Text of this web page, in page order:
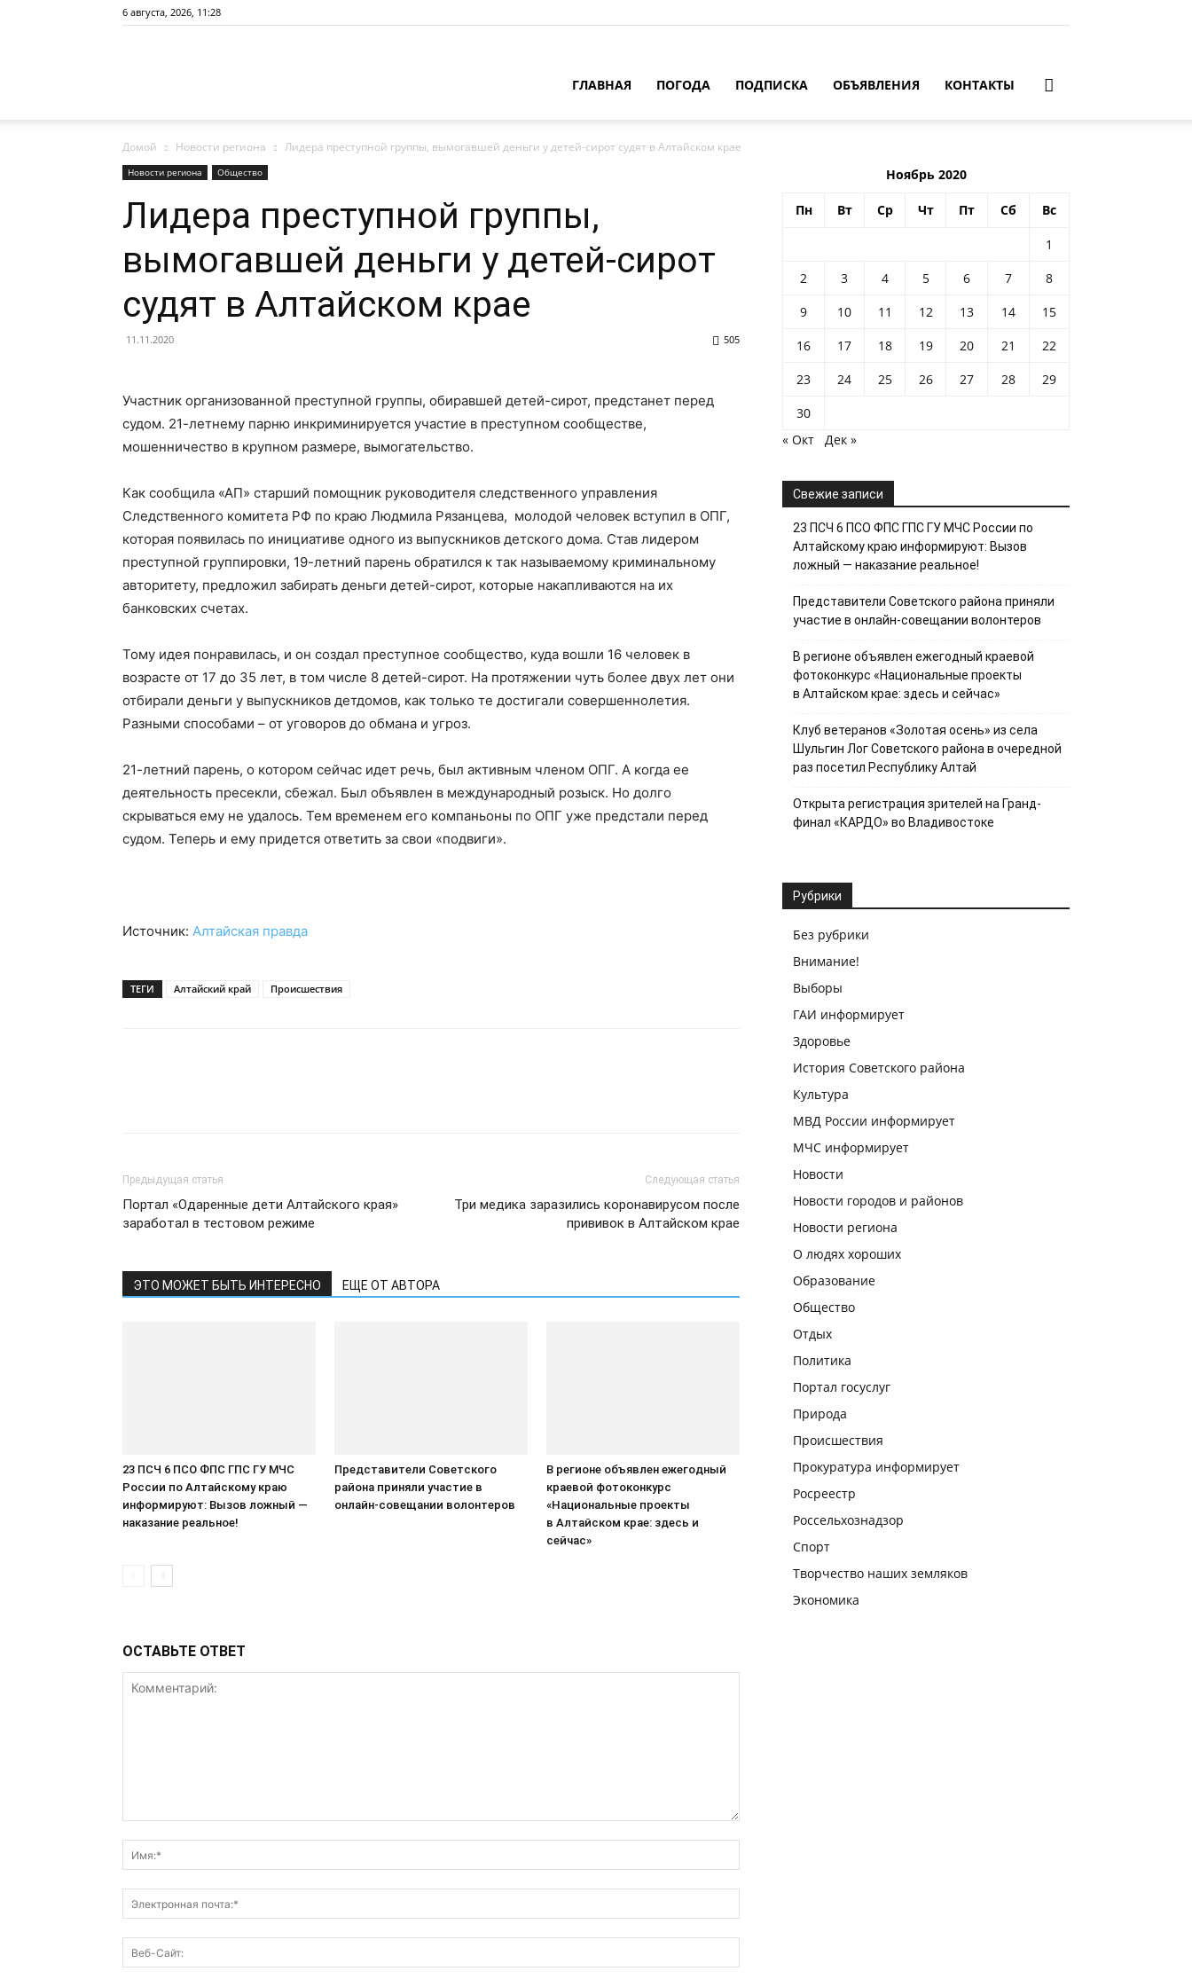
6 августа, 2026, 11:28
газеты
«Районные
|
Советский
Алтайского
края
ГЛАВНАЯ ПОГОДА ПОДПИСКА ОБЪЯВЛЕНИЯ КОНТАКТЫ
Домой Новости региона Лидера преступной группы, вымогавшей деньги у детей-сирот судят в Алтайском крае
Новости региона Общество
Лидера преступной группы,
вымогавшей деньги у детей-сирот
судят в Алтайском крае
11.11.2020 505
Участник организованной преступной группы, обиравшей детей-сирот, предстанет перед
судом. 21-летнему парню инкриминируется участие в преступном сообществе,
мошенничество в крупном размере, вымогательство.
Как сообщила «АП» старший помощник руководителя следственного управления
Следственного комитета РФ по краю Людмила Рязанцева, молодой человек вступил в ОПГ,
которая появилась по инициативе одного из выпускников детского дома. Став лидером
преступной группировки, 19-летний парень обратился к так называемому криминальному
авторитету, предложил забирать деньги детей-сирот, которые накапливаются на их
банковских счетах.
Тому идея понравилась, и он создал преступное сообщество, куда вошли 16 человек в
возрасте от 17 до 35 лет, в том числе 8 детей-сирот. На протяжении чуть более двух лет они
отбирали деньги у выпускников детдомов, как только те достигали совершеннолетия.
Разными способами – от уговоров до обмана и угроз.
21-летний парень, о котором сейчас идет речь, был активным членом ОПГ. А когда ее
деятельность пресекли, сбежал. Был объявлен в международный розыск. Но долго
скрываться ему не удалось. Тем временем его компаньоны по ОПГ уже предстали перед
судом. Теперь и ему придется ответить за свои «подвиги».
Источник: Алтайская правда
ТЕГИ Алтайский край Происшествия
Предыдущая статья
Портал «Одаренные дети Алтайского края»
заработал в тестовом режиме
Следующая статья
Три медика заразились коронавирусом после
прививок в Алтайском крае
ЭТО МОЖЕТ БЫТЬ ИНТЕРЕСНО ЕЩЕ ОТ АВТОРА
23 ПСЧ 6 ПСО ФПС ГПС ГУ МЧС
России по Алтайскому краю
информируют: Вызов ложный —
наказание реальное!
Представители Советского
района приняли участие в
онлайн-совещании волонтеров
В регионе объявлен ежегодный
краевой фотоконкурс
«Национальные проекты
в Алтайском крае: здесь и
сейчас»
ОСТАВЬТЕ ОТВЕТ
Ноябрь 2020
Пн Вт Ср Чт Пт Сб Вс
1
2
3 4 5 6 7
8
9
10 11 12 13 14
15
16
17 18 19 20 21
22
23
24 25 26 27 28
29
30
« Окт
Дек »
Свежие записи
23 ПСЧ 6 ПСО ФПС ГПС ГУ МЧС России по
Алтайскому краю информируют: Вызов
ложный — наказание реальное!
Представители Советского района приняли
участие в онлайн-совещании волонтеров
В регионе объявлен ежегодный краевой
фотоконкурс «Национальные проекты
в Алтайском крае: здесь и сейчас»
Клуб ветеранов «Золотая осень» из села
Шульгин Лог Советского района в очередной
раз посетил Республику Алтай
Открыта регистрация зрителей на Гранд-
финал «КАРДО» во Владивостоке
Рубрики
Без рубрики
Внимание!
Выборы
ГАИ информирует
Здоровье
История Советского района
Культура
МВД России информирует
МЧС информирует
Новости
Новости городов и районов
Новости региона
О людях хороших
Образование
Общество
Отдых
Политика
Портал госуслуг
Природа
Происшествия
Прокуратура информирует
Росреестр
Россельхознадзор
Спорт
Творчество наших земляков
Экономика